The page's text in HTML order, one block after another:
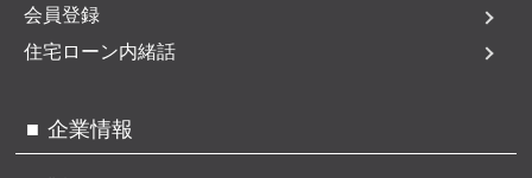
会員登録
住宅ローン内緒話
企業情報